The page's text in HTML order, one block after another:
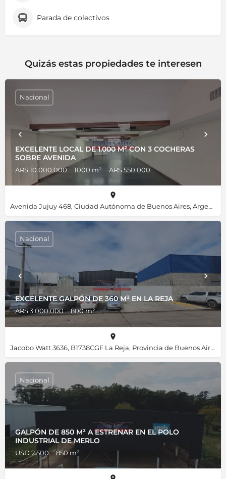
Parada de colectivos
Quizás estas propiedades te interesen
EXCELENTE LOCAL DE 1.000 M² CON 3 COCHERAS
SOBRE AVENIDA
ARS 10.000.000 1000 m² ARS 550.000
Nacional
Avenida Jujuy 468, Ciudad Autónoma de Buenos Aires, Argentina, -34.61538, -58.40451
EXCELENTE GALPÓN DE 360 M² EN LA REJA
ARS 3.000.000 800 m²
Nacional
Jacobo Watt 3636, B1738CGF La Reja, Provincia de Buenos Aires, Argentina, -34.61840, -58.82158
GALPÓN DE 850 M² A ESTRENAR EN EL POLO
INDUSTRIAL DE MERLO
USD 2.500 850 m²
Nacional